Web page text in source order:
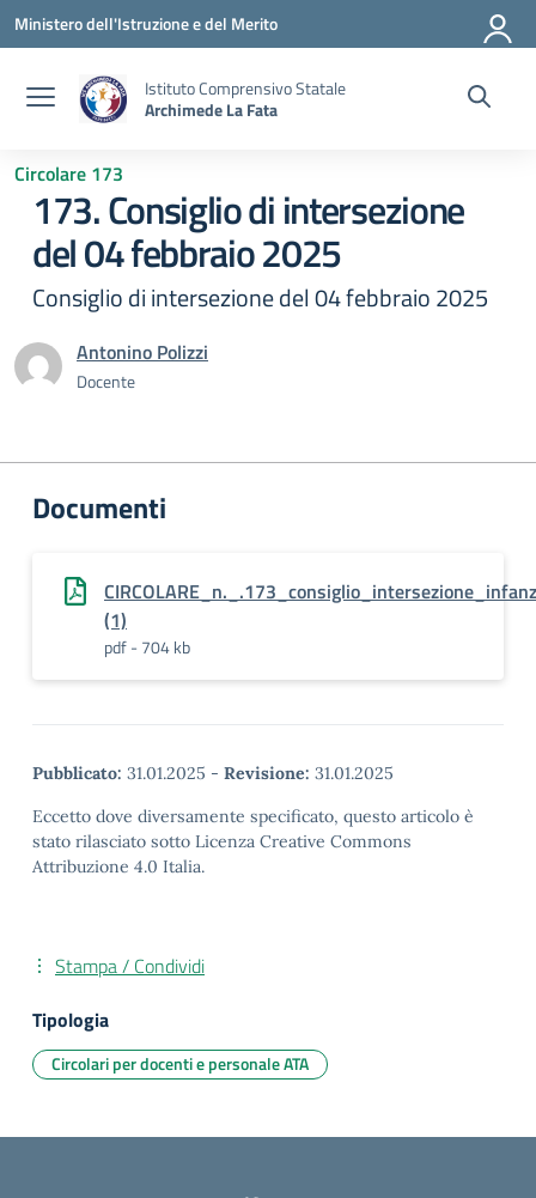
Vai ai contenuti
Vai al menu di navigazione
Vai al footer
Ministero dell'Istruzione e del Merito
Istituto Comprensivo Statale
Archimede La Fata
Circolare 173
173. Consiglio di intersezione
del 04 febbraio 2025
Consiglio di intersezione del 04 febbraio 2025
Antonino Polizzi
Docente
Documenti
(1)
pdf - 704 kb
Pubblicato: 31.01.2025 - Revisione: 31.01.2025
Eccetto dove diversamente specificato, questo articolo è
stato rilasciato sotto Licenza Creative Commons
Attribuzione 4.0 Italia.
Stampa / Condividi
Tipologia
Circolari per docenti e personale ATA